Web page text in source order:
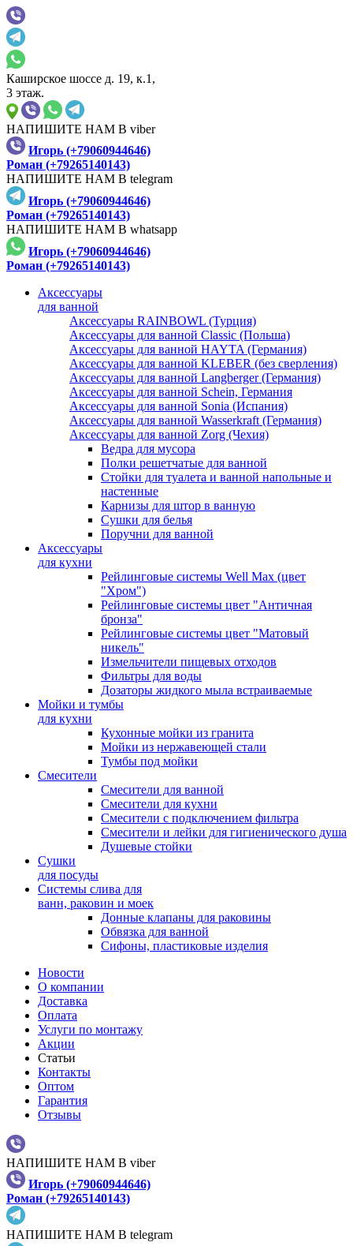
Каширское шоссе д. 19, к.1,
3 этаж.
НАПИШИТЕ НАМ В viber
Игорь (+79060944646)
Роман (+79265140143)
НАПИШИТЕ НАМ В telegram
Игорь (+79060944646)
Роман (+79265140143)
НАПИШИТЕ НАМ В whatsapp
Игорь (+79060944646)
Роман (+79265140143)
Аксессуары
для ванной
Аксессуары RAINBOWL (Турция)
Аксессуары для ванной Classic (Польша)
Аксессуары для ванной HAYTA (Германия)
Аксессуары для ванной KLEBER (без сверления)
Аксессуары для ванной Langberger (Германия)
Аксессуары для ванной Schein, Германия
Аксессуары для ванной Sonia (Испания)
Аксессуары для ванной Wasserkraft (Германия)
Аксессуары для ванной Zorg (Чехия)
Ведра для мусора
Полки решетчатые для ванной
Стойки для туалета и ванной напольные и
настенные
Карнизы для штор в ванную
Сушки для белья
Поручни для ванной
Аксессуары
для кухни
Рейлинговые системы Well Max (цвет
"Хром")
Рейлинговые системы цвет "Античная
бронза"
Рейлинговые системы цвет "Матовый
никель"
Измельчители пищевых отходов
Фильтры для воды
Дозаторы жидкого мыла встраиваемые
Мойки и тумбы
для кухни
Кухонные мойки из гранита
Мойки из нержавеющей стали
Тумбы под мойки
Смесители
Смесители для ванной
Смесители для кухни
Смесители с подключением фильтра
Cмесители и лейки для гигиенического душа
Душевые стойки
Сушки
для посуды
Системы слива для
ванн, раковин и моек
Донные клапаны для раковины
Обвязка для ванной
Сифоны, пластиковые изделия
Новости
О компании
Доставка
Оплата
Услуги по монтажу
Акции
Статьи
Контакты
Оптом
Гарантия
Отзывы
НАПИШИТЕ НАМ В viber
Игорь (+79060944646)
Роман (+79265140143)
НАПИШИТЕ НАМ В telegram